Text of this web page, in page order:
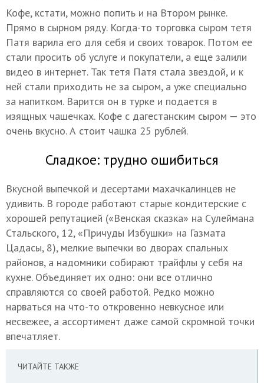
Кофе, кстати, можно попить и на Втором рынке.
Прямо в сырном ряду. Когда-то торговка сыром тетя
Патя варила его для себя и своих товарок. Потом ее
стали просить об услуге и покупатели, а еще залили
видео в интернет. Так тетя Патя стала звездой, и к
ней стали приходить не за сыром, а уже специально
за напитком. Варится он в турке и подается в
изящных чашечках. Кофе с дагестанским сыром — это
очень вкусно. А стоит чашка 25 рублей.
Сладкое: трудно ошибиться
Вкусной выпечкой и десертами махачкалинцев не
удивить. В городе работают старые кондитерские с
хорошей репутацией («Венская сказка» на Сулеймана
Стальского, 12, «Причуды Избушки» на Газмата
Цадасы, 8), мелкие выпечки во дворах спальных
районов, а надомники собирают трайфлы у себя на
кухне. Объединяет их одно: они все отлично
справляются со своей работой. Редко можно
нарваться на что-то откровенно невкусное или
несвежее, а ассортимент даже самой скромной точки
впечатляет.
ЧИТАЙТЕ ТАКЖЕ